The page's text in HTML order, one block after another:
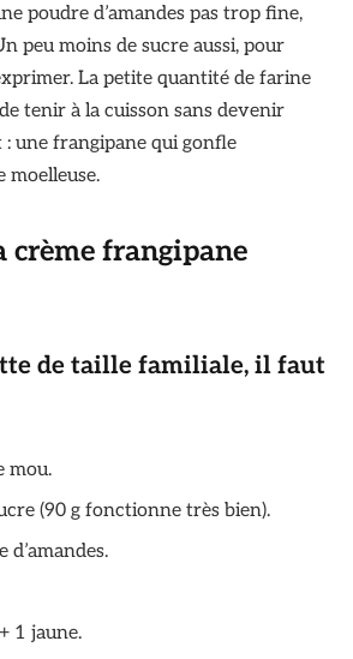
poudre d’amandes pas trop fine,
peu moins de sucre aussi, pour
La petite quantité de farine
tenir à la cuisson sans devenir
: une frangipane qui gonfle
moelleuse.
crème frangipane
de taille familiale, il faut
mou.
(90 g fonctionne très bien).
d’amandes.
1 jaune.